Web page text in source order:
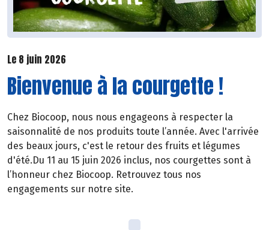
Le 8 juin 2026
Bienvenue à la courgette !
Chez Biocoop, nous nous engageons à respecter la
saisonnalité de nos produits toute l’année. Avec l'arrivée
des beaux jours, c'est le retour des fruits et légumes
d'été.Du 11 au 15 juin 2026 inclus, nos courgettes sont à
l’honneur chez Biocoop. Retrouvez tous nos
engagements sur notre site.